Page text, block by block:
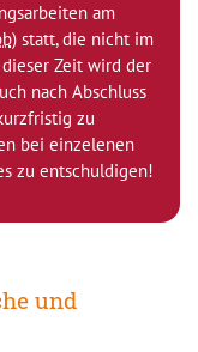
am
) statt, die nicht im
Zeit wird der
nach Abschluss
zu
bei einzelenen
zu entschuldigen!
und